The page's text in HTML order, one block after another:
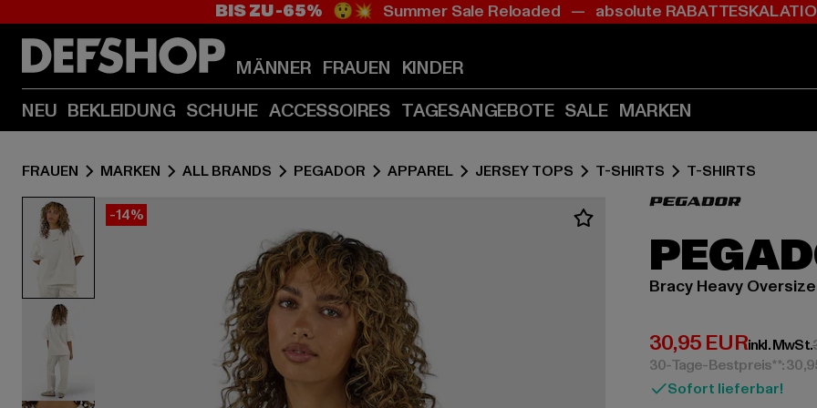
Zum
(Enter
drücken)
Zum
(Enter
drücken)
BIS ZU -65% 😲💥 Summer Sale Reloaded — absolute
MÄNNER FRAUEN KINDER
NEU BEKLEIDUNG SCHUHE ACCESSOIRES TAGESANGEBOTE SALE MARKEN
FRAUEN MARKEN ALL BRANDS PEGADOR APPAREL JERSEY TOPS T-SHIRTS T-SHIRTS
-14%
Bracy Heavy
30,95 EUR
Derzeitiger Preis:
inkl. MwSt.
30-Tage-Bestpreis**:
Sofort lieferbar!